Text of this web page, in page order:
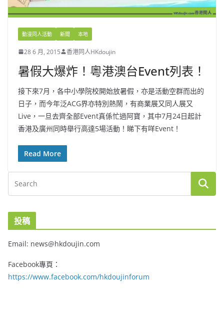
動漫同人活動 新聞 本地
28 6 月, 2015 香港同人HKdoujin
暑假大爆炸！粵港澳台Event列表！
接下來7月，各中小學院校開始放暑假，亦是活動空群而出的
日子，而今年泛ACG界亦特別熱鬧，有商業展又同人展又
Live，一旦去齊全部Event真係忙過阿寶，其中7月24日起計
香港及廣州同時舉行高達5場活動！睇下有咩Event！
Read More
投稿
Email: news@hkdoujin.com
Facebook專頁：
https://www.facebook.com/hkdoujinforum